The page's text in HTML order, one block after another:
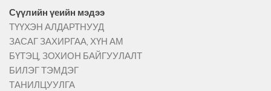
Сүүлийн үеийн мэдээ
ТҮҮХЭН АЛДАРТНУУД
ЗАСАГ ЗАХИРГАА, ХҮН АМ
БҮТЭЦ, ЗОХИОН БАЙГУУЛАЛТ
БИЛЭГ ТЭМДЭГ
ТАНИЛЦУУЛГА